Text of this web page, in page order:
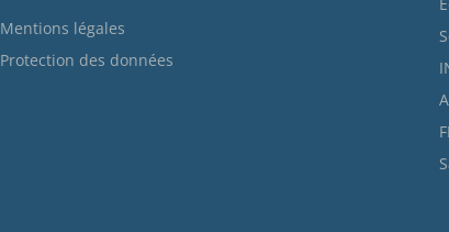
Mentions légales
Protection des données